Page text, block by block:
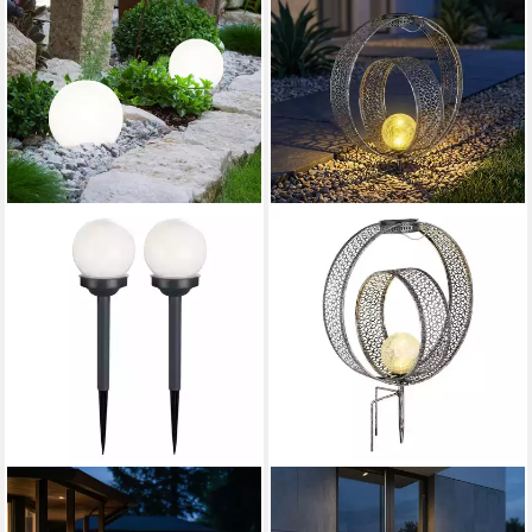
ETC-SHOP
LED Gartenleuchte, LED-
GLOBO LIGHTING
LED Solarleuchte, LED-